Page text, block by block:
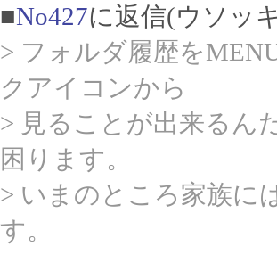
■No427に返信(ウソッ
> フォルダ履歴を
クアイコンから
> 見ることが出来るん
困ります。
> いまのところ家族に
す。